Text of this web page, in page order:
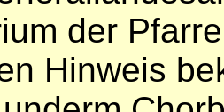
der
Hinweis